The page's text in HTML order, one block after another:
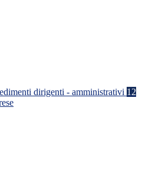
dirigenti - amministrativi 12